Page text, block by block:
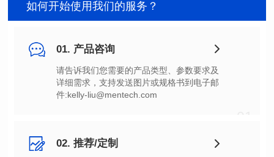
如何开始使用我们的服务？
01. 产品咨询
件:kelly-liu@mentech.com
02. 推荐/定制